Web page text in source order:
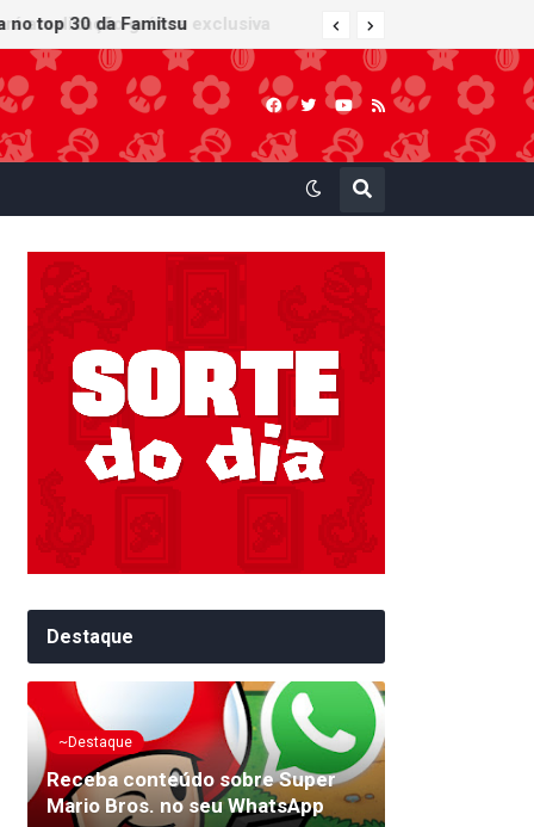
atualização gráfica exclusiva
Destaque
~Destaque
Receba conteúdo sobre Super
Mario Bros. no seu WhatsApp